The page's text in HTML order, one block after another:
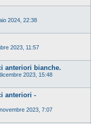
2024, 22:38
2023, 11:57
anteriori bianche.
2023, 15:48
anteriori -
2023, 7:07